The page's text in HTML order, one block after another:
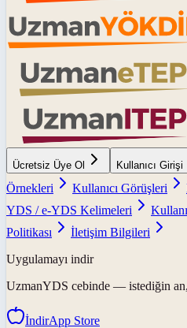
Ücretsiz Üye Ol Kullanıcı Girişi
Örnekleri
Kullanıcı Görüşleri
YDS / e-YDS Kelimeleri
Politikası
İletişim Bilgileri
Uygulamayı indir
UzmanYDS cebinde — istediğin
İndirApp Store